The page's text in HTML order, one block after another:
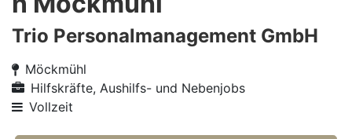
Trio Personalmanagement GmbH
Möckmühl
Hilfskräfte, Aushilfs- und Nebenjobs
Vollzeit